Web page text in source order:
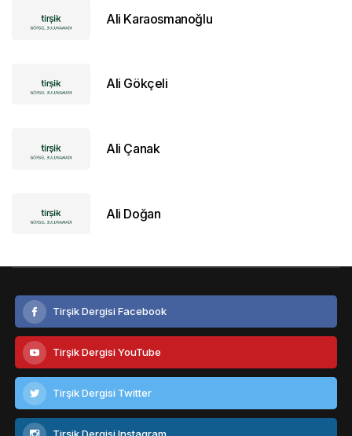
Ali Karaosmanoğlu
Ali Gökçeli
Ali Çanak
Ali Doğan
Tirşik Dergisi Facebook
Tirşik Dergisi YouTube
Tirşik Dergisi Twitter